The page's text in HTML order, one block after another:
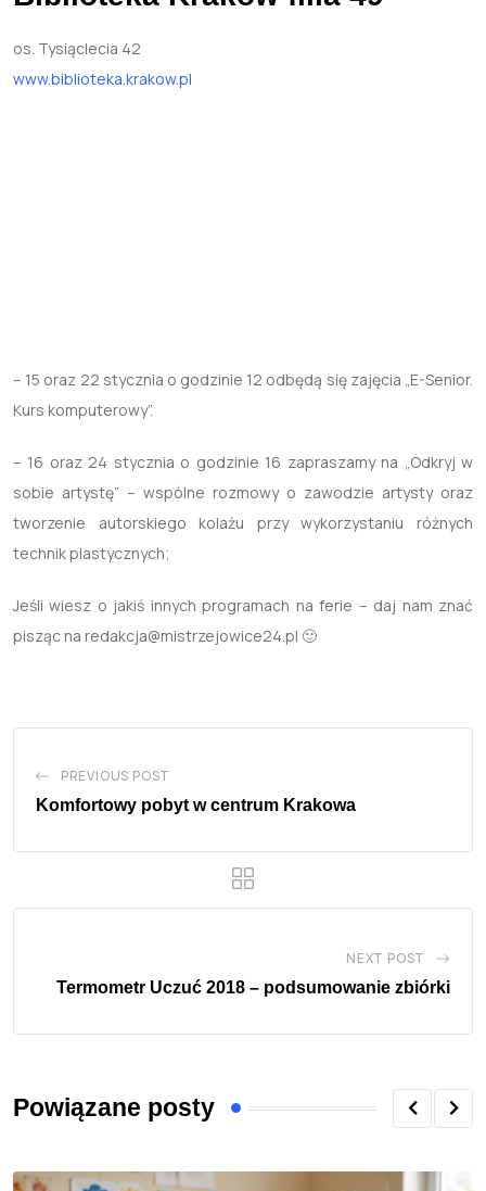
os. Tysiąclecia 42
www.biblioteka.krakow.pl
– 15 oraz 22 stycznia o godzinie 12 odbędą się zajęcia „E-Senior.
Kurs komputerowy”.
– 16 oraz 24 stycznia o godzinie 16 zapraszamy na „Odkryj w
sobie artystę” – wspólne rozmowy o zawodzie artysty oraz
tworzenie autorskiego kolażu przy wykorzystaniu różnych
technik plastycznych;
Jeśli wiesz o jakiś innych programach na ferie – daj nam znać
pisząc na redakcja@mistrzejowice24.pl 🙂
PREVIOUS POST
Komfortowy pobyt w centrum Krakowa
NEXT POST
Termometr Uczuć 2018 – podsumowanie zbiórki
Powiązane posty